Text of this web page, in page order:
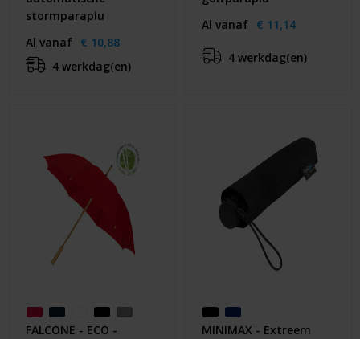
stormparaplu
Al vanaf € 10,88
4 werkdag(en)
Al vanaf € 11,14
4 werkdag(en)
FALCONE - ECO -
MINIMAX - Extreem